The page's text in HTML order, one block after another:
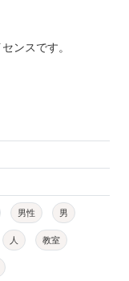
ンスです。
男性 男
人 教室